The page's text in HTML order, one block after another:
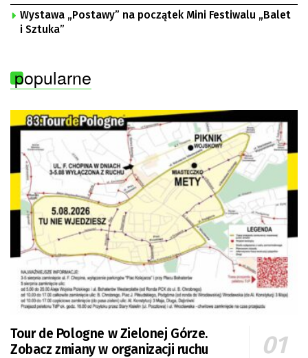
Wystawa „Postawy” na początek Mini Festiwalu „Balet
i Sztuka”
popularne
Tour de Pologne w Zielonej Górze.
Zobacz zmiany w organizacji ruchu